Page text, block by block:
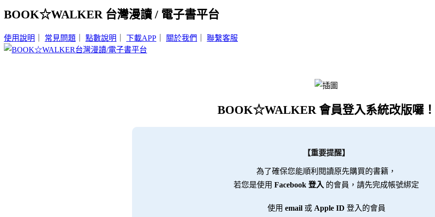
BOOK☆WALKER 台灣漫讀 / 電子書平台
使用說明 常見問題 點數說明 下載APP 關於我們 聯繫客服
BOOK☆WALKER 會員登入系統改版囉！
【重要提醒】
為了確保您能順利閱讀原先購買的書籍，
若您是使用 Facebook 登入 的會員，請先完成帳號綁定
使用 email或 Apple ID 登入的會員